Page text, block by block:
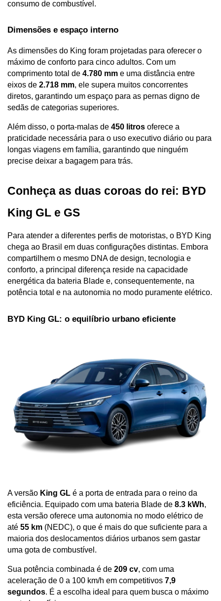
consumo de combustível.
Dimensões e espaço interno
As dimensões do King foram projetadas para oferecer o
máximo de conforto para cinco adultos. Com um
comprimento total de 4.780 mm e uma distância entre
eixos de 2.718 mm, ele supera muitos concorrentes
diretos, garantindo um espaço para as pernas digno de
sedãs de categorias superiores.
Além disso, o porta-malas de 450 litros oferece a
praticidade necessária para o uso executivo diário ou para
longas viagens em família, garantindo que ninguém
precise deixar a bagagem para trás.
Conheça as duas coroas do rei: BYD
King GL e GS
Para atender a diferentes perfis de motoristas, o BYD King
chega ao Brasil em duas configurações distintas. Embora
compartilhem o mesmo DNA de design, tecnologia e
conforto, a principal diferença reside na capacidade
energética da bateria Blade e, consequentemente, na
potência total e na autonomia no modo puramente elétrico.
BYD King GL: o equilíbrio urbano eficiente
A versão King GL é a porta de entrada para o reino da
eficiência. Equipado com uma bateria Blade de 8.3 kWh,
esta versão oferece uma autonomia no modo elétrico de
até 55 km (NEDC), o que é mais do que suficiente para a
maioria dos deslocamentos diários urbanos sem gastar
uma gota de combustível.
Sua potência combinada é de 209 cv, com uma
aceleração de 0 a 100 km/h em competitivos 7,9
segundos. É a escolha ideal para quem busca o máximo